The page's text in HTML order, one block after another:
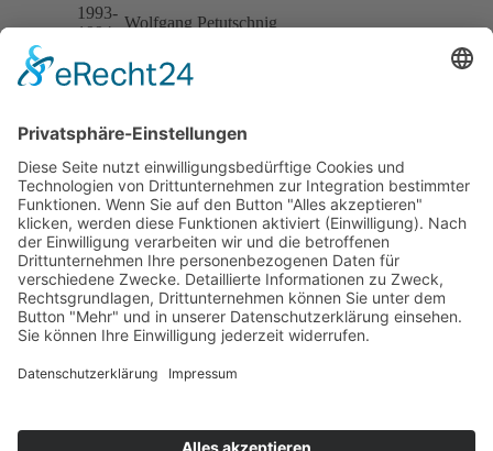
1993-
1994
Wolfgang Petutschnig
923/011 1992
Marko RSM: Claudia Hürtgen + Peter Wieser +
Emmanuel Clerico (Macau)
Kreuzsaler + Hans Egger-Richter
923/014 1992
Binder
1993
Malte Bongers Motorsport: Danny Pfeil + Franz
Binder + Andreas Reiter
923/016 1992 Malte Bongers Motorsport: N.N.
Baujahr 1993
933/015
1993 Peter Zakowski Racing: Thomas Wöhrle
Impressum